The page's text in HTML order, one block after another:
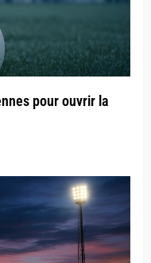
pour ouvrir la